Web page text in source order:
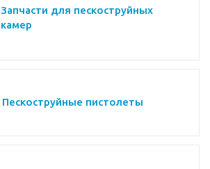
Запчасти для пескоструйных
камер
Пескоструйные пистолеты